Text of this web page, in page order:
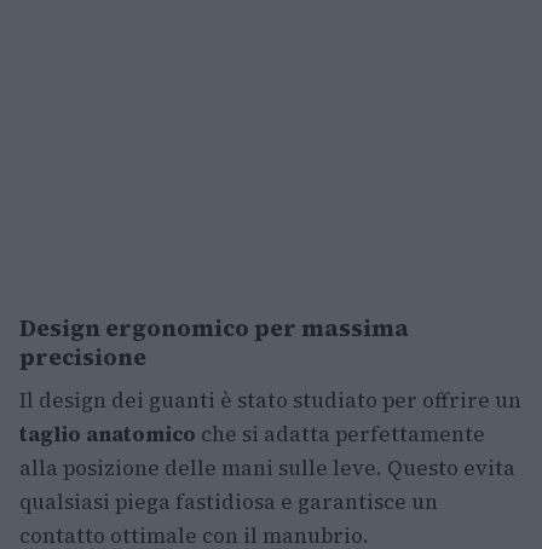
Design ergonomico per massima
precisione
Il design dei guanti è stato studiato per offrire un
taglio anatomico che si adatta perfettamente
alla posizione delle mani sulle leve. Questo evita
qualsiasi piega fastidiosa e garantisce un
contatto ottimale con il manubrio.